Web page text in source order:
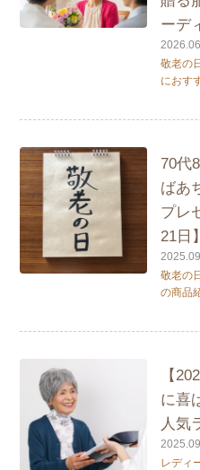
ーデ
敬老の日
におす
70代
ばあ
プレ
21日】
敬老の日
の商品
【
に喜
人気
レディ